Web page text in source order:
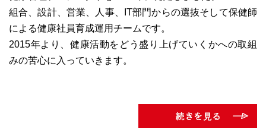
組合、設計、営業、人事、IT部門からの選抜そして保健師
による健康社員育成運用チームです。
2015年より、健康活動をどう盛り上げていくかへの取組
みの苦心に入っていきます。